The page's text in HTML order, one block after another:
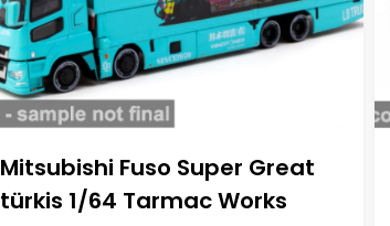
Mitsubishi Fuso Super Great
türkis 1/64 Tarmac Works